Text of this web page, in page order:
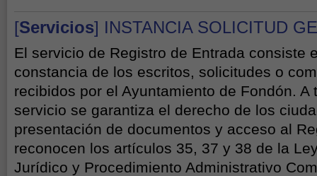
[Servicios] INSTANCIA SOLICITUD
El servicio de Registro de Entrada consiste
constancia de los escritos, solicitudes o
recibidos por el Ayuntamiento de Fondón. A
servicio se garantiza el derecho de los
presentación de documentos y acceso al
reconocen los artículos 35, 37 y 38 de la
Jurídico y Procedimiento Administrativo